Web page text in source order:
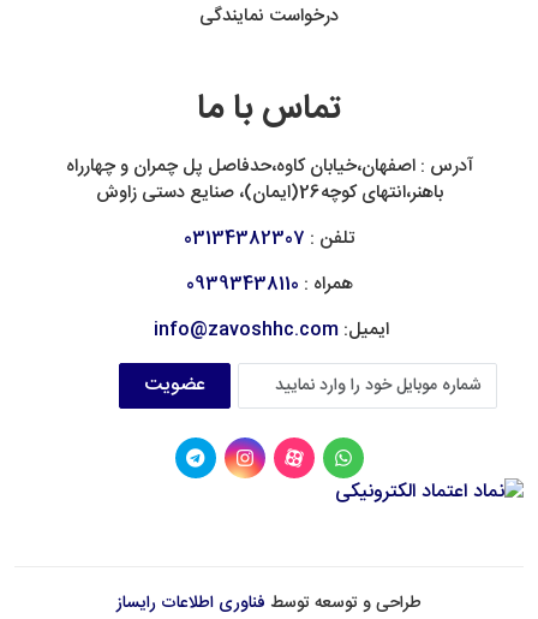
درخواست نمایندگی
تماس با ما
آدرس : اصفهان،خیابان کاوه،حدفاصل پل چمران و چهارراه
باهنر،انتهای کوچه26(ایمان)، صنایع دستی زاوش
تلفن : 03134382307
همراه : 09393438110
ایمیل: info@zavoshhc.com
عضویت
طراحی و توسعه توسط فناوری اطلاعات رایساز